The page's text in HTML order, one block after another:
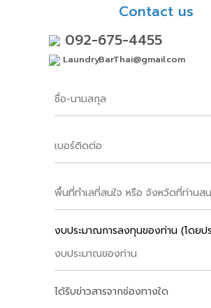
Contact us
092-675-4455
LaundryBarThai@gmail.com
งบประมาณการลงทุนของท่าน (โดยป
ได้รับข่าวสารจากช่องทางใด